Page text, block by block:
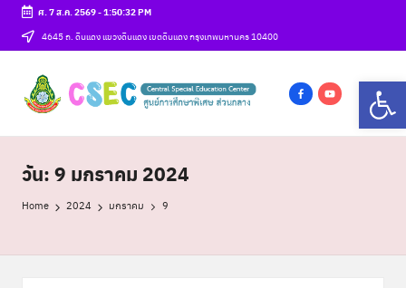
Skip
content
ศ. 7 ส.ค. 2569-1:50:33 PM
4645 ถ. ดินแดง แขวงดินแดง เขตดินแดง กรุงเทพมหานคร 10400
ศู
น
ก
า
ร
csec
a
o
o
e
วัน:9 มกราคม 2024
Home 2024 มกราคม 9